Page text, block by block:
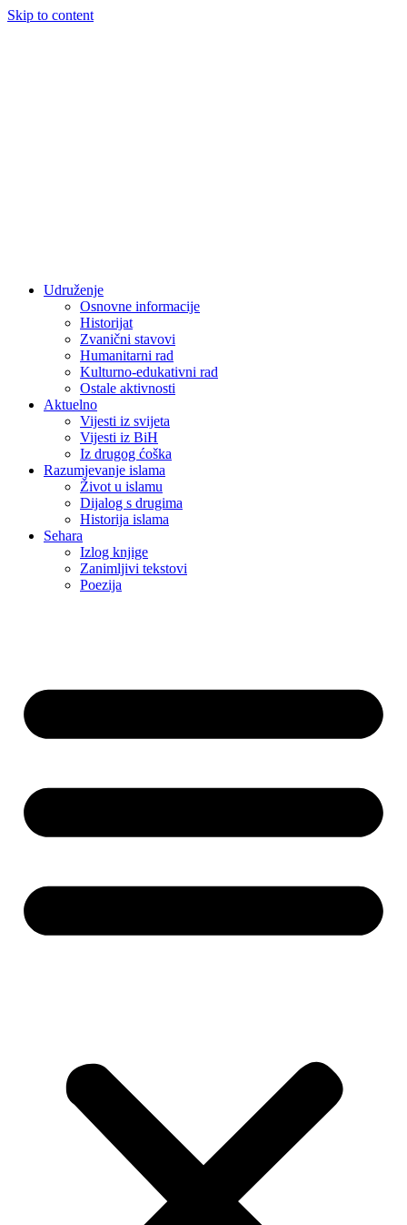
Skip to content
Udruženje
Osnovne informacije
Historijat
Zvanični stavovi
Humanitarni rad
Kulturno-edukativni rad
Ostale aktivnosti
Aktuelno
Vijesti iz svijeta
Vijesti iz BiH
Iz drugog ćoška
Razumjevanje islama
Život u islamu
Dijalog s drugima
Historija islama
Sehara
Izlog knjige
Zanimljivi tekstovi
Poezija